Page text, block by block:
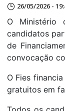
26/05/2026 -
O Ministério
candidatos
de
convocação
O Fies
gratuitos em